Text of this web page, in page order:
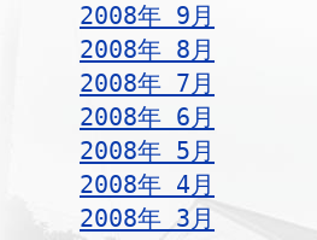
2008年 9月
2008年 8月
2008年 7月
2008年 6月
2008年 5月
2008年 4月
2008年 3月